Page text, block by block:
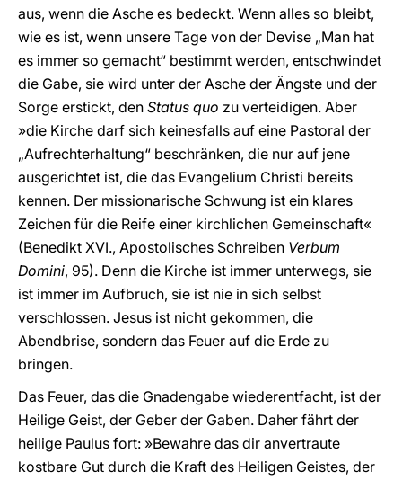
aus, wenn die Asche es bedeckt. Wenn alles so bleibt,
wie es ist, wenn unsere Tage von der Devise „Man hat
es immer so gemacht“ bestimmt werden, entschwindet
die Gabe, sie wird unter der Asche der Ängste und der
Sorge erstickt, den Status quo zu verteidigen. Aber
»die Kirche darf sich keinesfalls auf eine Pastoral der
„Aufrechterhaltung“ beschränken, die nur auf jene
ausgerichtet ist, die das Evangelium Christi bereits
kennen. Der missionarische Schwung ist ein klares
Zeichen für die Reife einer kirchlichen Gemeinschaft«
(Benedikt XVI., Apostolisches Schreiben Verbum
Domini, 95). Denn die Kirche ist immer unterwegs, sie
ist immer im Aufbruch, sie ist nie in sich selbst
verschlossen. Jesus ist nicht gekommen, die
Abendbrise, sondern das Feuer auf die Erde zu
bringen.
Das Feuer, das die Gnadengabe wiederentfacht, ist der
Heilige Geist, der Geber der Gaben. Daher fährt der
heilige Paulus fort: »Bewahre das dir anvertraute
kostbare Gut durch die Kraft des Heiligen Geistes, der